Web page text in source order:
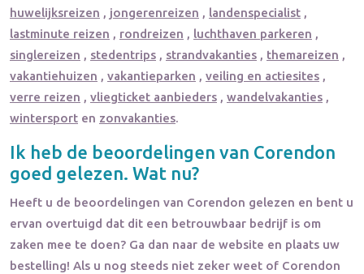
huwelijksreizen , jongerenreizen , landenspecialist ,
lastminute reizen , rondreizen , luchthaven parkeren ,
singlereizen , stedentrips , strandvakanties , themareizen ,
vakantiehuizen , vakantieparken , veiling en actiesites ,
verre reizen , vliegticket aanbieders , wandelvakanties ,
wintersport en zonvakanties.
Ik heb de beoordelingen van Corendon
goed gelezen. Wat nu?
Heeft u de beoordelingen van Corendon gelezen en bent u
ervan overtuigd dat dit een betrouwbaar bedrijf is om
zaken mee te doen? Ga dan naar de website en plaats uw
bestelling! Als u nog steeds niet zeker weet of Corendon